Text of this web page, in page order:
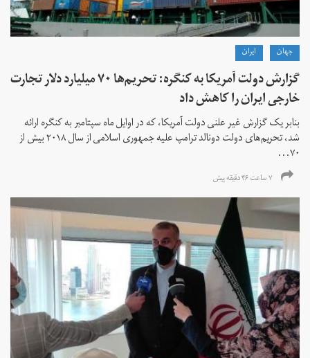
جهان ايران
گزارش دولت آمریکا به کنگره: تحریم‌ها ۷۰ میلیارد دلار تجارت
خارجی ایران را کاهش داد
بنابر یک گزارش غیر علنی دولت آمریکا، که در اوایل ماه سپتامبر به کنگره ارائه
شد، تحریم‌های دولت دونالد ترامپ علیه جمهوری اسلامی از سال ۲۰۱۸ بیش از
۷۰...
۷ ساعت ۴۶ دقیقه پیش